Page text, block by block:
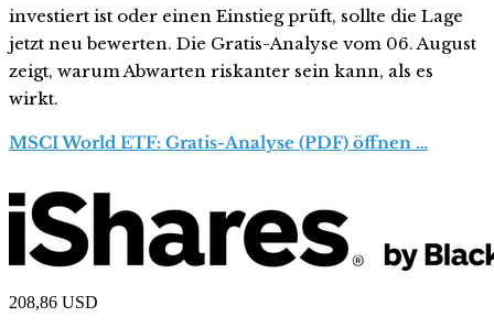
investiert ist oder einen Einstieg prüft, sollte die Lage
jetzt neu bewerten. Die Gratis-Analyse vom 06. August
zeigt, warum Abwarten riskanter sein kann, als es
wirkt.
MSCI World ETF: Gratis-Analyse (PDF) öffnen …
208,86 USD